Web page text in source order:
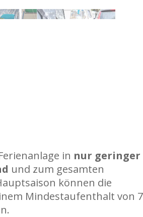
in nur geringer
und zum gesamten
können die
Mindestaufenthalt von 7